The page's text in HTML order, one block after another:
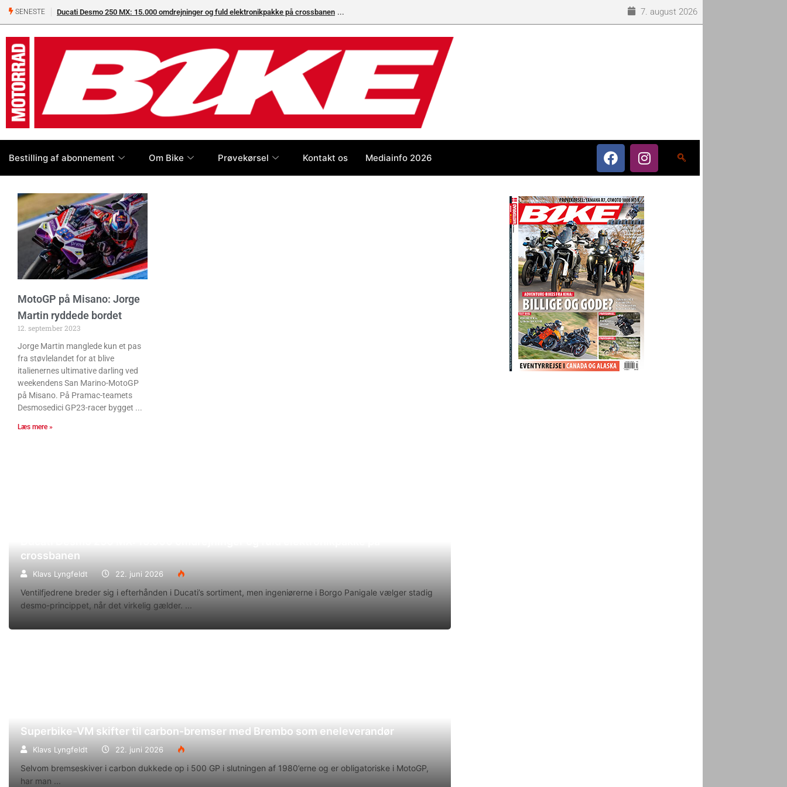
SENESTE Ducati Desmo 250 MX: 15.000 omdrejninger og fuld elektronikpakke på crossbanen 7. august 2026
Bestilling af abonnement Om Bike Prøvekørsel Kontakt os Mediainfo 2026
MotoGP på Misano: Jorge
Martin ryddede bordet
12. september 2023
Jorge Martin manglede kun et pas
fra støvlelandet for at blive
italienernes ultimative darling ved
weekendens San Marino-MotoGP
på Misano. På Pramac-teamets
Desmosedici GP23-racer bygget
Læs mere »
crossbanen
Klavs Lyngfeldt 22. juni 2026
Ventilfjedrene breder sig i efterhånden i Ducati’s sortiment, men ingeniørerne i Borgo Panigale vælger stadig
desmo-princippet, når det virkelig gælder.
Superbike-VM skifter til carbon-bremser med Brembo som eneleverandør
Klavs Lyngfeldt 22. juni 2026
Selvom bremseskiver i carbon dukkede op i 500 GP i slutningen af 1980’erne og er obligatoriske i MotoGP,
har man